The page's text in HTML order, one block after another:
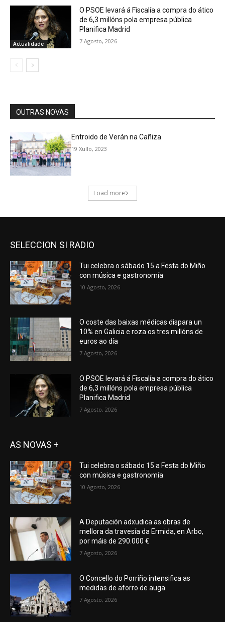
SELECCION SI RADIO
Tui celebra o sábado 15 a Festa do Miño
con música e gastronomía
10 Agosto, 2026
O coste das baixas médicas dispara un
10% en Galicia e roza os tres millóns de
euros ao día
7 Agosto, 2026
O PSOE levará á Fiscalía a compra do ático
de 6,3 millóns pola empresa pública
Planifica Madrid
7 Agosto, 2026
AS NOVAS +
Tui celebra o sábado 15 a Festa do Miño
con música e gastronomía
10 Agosto, 2026
A Deputación adxudica as obras de
mellora da travesía da Ermida, en Arbo,
por máis de 290.000 €
7 Agosto, 2026
O Concello do Porriño intensifica as
medidas de aforro de auga
7 Agosto, 2026